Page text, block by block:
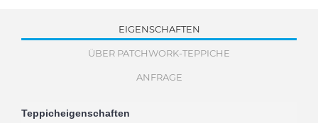
EIGENSCHAFTEN
ÜBER PATCHWORK-TEPPICHE
ANFRAGE
Teppicheigenschaften